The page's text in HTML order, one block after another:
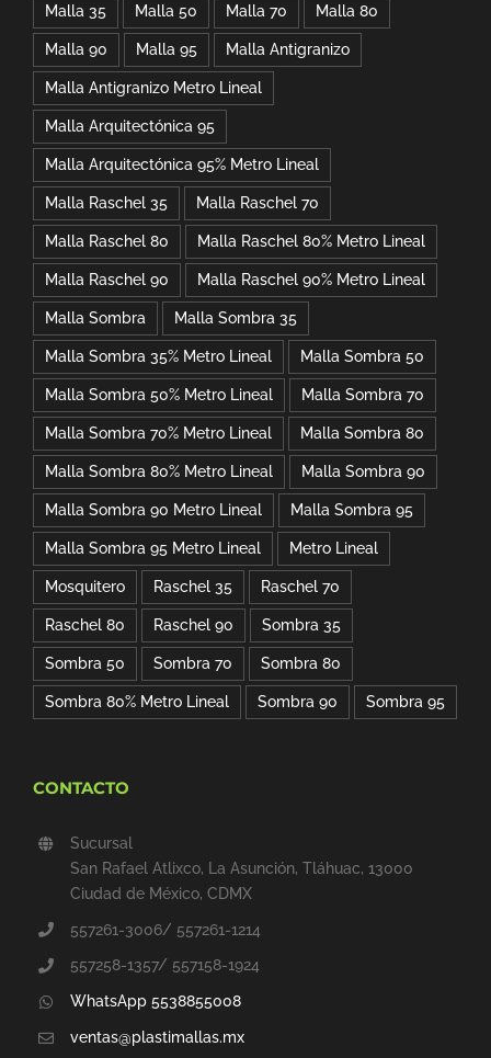
Malla 35 Malla 50 Malla 70 Malla 80
Malla 90 Malla 95 Malla Antigranizo
Malla Antigranizo Metro Lineal
Malla Arquitectónica 95
Malla Arquitectónica 95% Metro Lineal
Malla Raschel 35 Malla Raschel 70
Malla Raschel 80 Malla Raschel 80% Metro Lineal
Malla Raschel 90 Malla Raschel 90% Metro Lineal
Malla Sombra Malla Sombra 35
Malla Sombra 35% Metro Lineal Malla Sombra 50
Malla Sombra 50% Metro Lineal Malla Sombra 70
Malla Sombra 70% Metro Lineal Malla Sombra 80
Malla Sombra 80% Metro Lineal Malla Sombra 90
Malla Sombra 90 Metro Lineal Malla Sombra 95
Malla Sombra 95 Metro Lineal Metro Lineal
Mosquitero Raschel 35 Raschel 70
Raschel 80 Raschel 90 Sombra 35
Sombra 50 Sombra 70 Sombra 80
Sombra 80% Metro Lineal Sombra 90 Sombra 95
CONTACTO
Sucursal
San Rafael Atlixco, La Asunción, Tláhuac, 13000
Ciudad de México, CDMX
557261-3006/ 557261-1214
557258-1357/ 557158-1924
WhatsApp 5538855008
ventas@plastimallas.mx